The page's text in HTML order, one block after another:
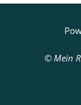
© Mein